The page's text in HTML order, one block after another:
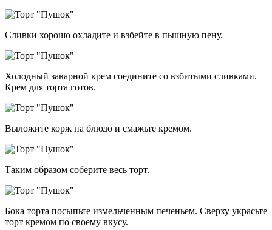
Сливки хорошо охладите и взбейте в пышную пену.
Холодный заварной крем соедините со взбитыми сливками.
Крем для торта готов.
Выложите корж на блюдо и смажьте кремом.
Таким образом соберите весь торт.
Бока торта посыпьте измельченным печеньем. Сверху украсьте
торт кремом по своему вкусу.